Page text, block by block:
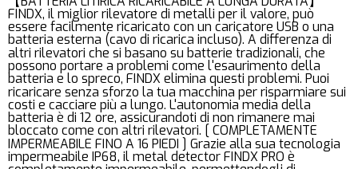
FINDX, il miglior rilevatore di metalli per il valore, può
essere facilmente ricaricato con un caricatore USB o una
batteria esterna (cavo di ricarica incluso). A differenza di
altri rilevatori che si basano su batterie tradizionali, che
possono portare a problemi come l'esaurimento della
batteria e lo spreco, FINDX elimina questi problemi. Puoi
ricaricare senza sforzo la tua macchina per risparmiare sui
costi e cacciare più a lungo. L'autonomia media della
batteria è di 12 ore, assicurandoti di non rimanere mai
bloccato come con altri rilevatori. [ COMPLETAMENTE
IMPERMEABILE FINO A 16 PIEDI ] Grazie alla sua tecnologia
impermeabile IP68, il metal detector FINDX PRO è